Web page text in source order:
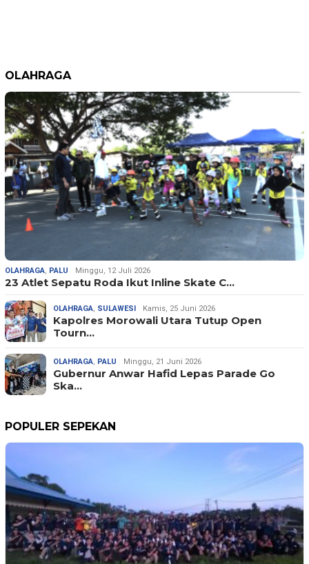
OLAHRAGA
OLAHRAGA, PALU Minggu, 12 Juli 2026
23 Atlet Sepatu Roda Ikut Inline Skate C…
OLAHRAGA, SULAWESI Kamis, 25 Juni 2026
Kapolres Morowali Utara Tutup Open
Tourn…
OLAHRAGA, PALU Minggu, 21 Juni 2026
Gubernur Anwar Hafid Lepas Parade Go
Ska…
POPULER SEPEKAN